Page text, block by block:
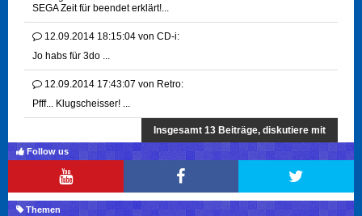
SEGA Zeit für beendet erklärt!...
12.09.2014 18:15:04 von CD-i:
Jo habs für 3do ...
12.09.2014 17:43:07 von Retro:
Pfff... Klugscheisser! ...
Insgesamt 13 Beiträge, diskutiere mit
Follow us
Themen